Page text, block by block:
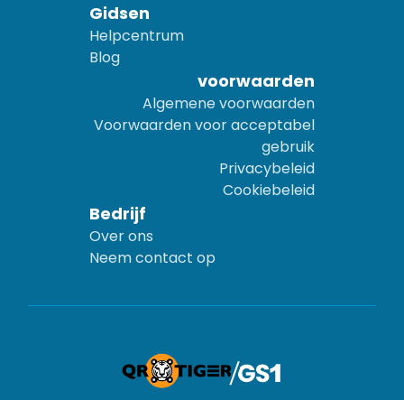
Gidsen
Helpcentrum
Blog
voorwaarden
Algemene voorwaarden
Voorwaarden voor acceptabel
gebruik
Privacybeleid
Cookiebeleid
Bedrijf
Over ons
Neem contact op